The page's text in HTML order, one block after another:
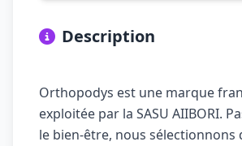
Description
Orthopodys est une marque
exploitée par la SASU AIIBORI.
le bien-être, nous sélectionnons